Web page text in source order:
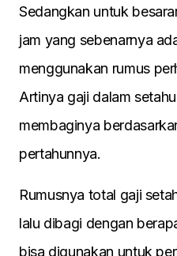
Sedangkan untuk
jam yang sebenarnya
menggunakan rumus
Artinya gaji dalam
membaginya
pertahunnya.
Rumusnya total gaji
lalu dibagi dengan
bisa digunakan untuk